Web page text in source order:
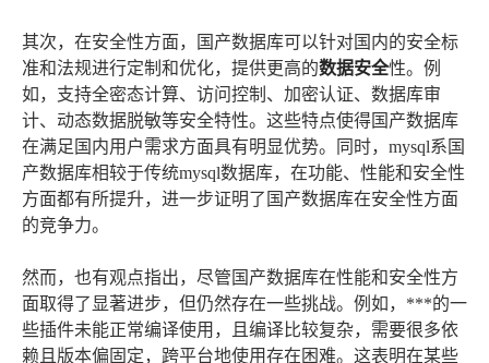
其次，在安全性方面，国产数据库可以针对国内的安全标
准和法规进行定制和优化，提供更高的数据安全性。例
如，支持全密态计算、访问控制、加密认证、数据库审
计、动态数据脱敏等安全特性。这些特点使得国产数据库
在满足国内用户需求方面具有明显优势。同时，mysql系国
产数据库相较于传统mysql数据库，在功能、性能和安全性
方面都有所提升，进一步证明了国产数据库在安全性方面
的竞争力。
然而，也有观点指出，尽管国产数据库在性能和安全性方
面取得了显著进步，但仍然存在一些挑战。例如，***的一
些插件未能正常编译使用，且编译比较复杂，需要很多依
赖且版本偏固定，跨平台地使用存在困难。这表明在某些